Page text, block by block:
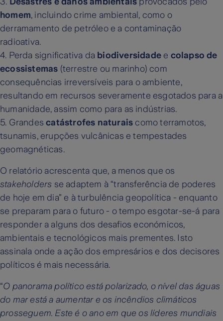
homem, incluindo crime ambiental, como o
derramamento de petróleo e a contaminação
radioativa.
4. Perda significativa da biodiversidade e colapso de
ecossistemas (terrestre ou marinho) com
consequências irreversíveis para o ambiente,
resultando em recursos severamente esgotados para a
humanidade, assim como para as indústrias.
5. Grandescatástrofes naturais como terramotos,
tsunamis, erupções vulcânicas e tempestades
geomagnéticas.
O relatório acrescenta que, a menos que os
stakeholders se adaptem à “transferência de poderes
de hoje em dia” e à turbulência geopolítica - enquanto
se preparam para o futuro - o tempo esgotar-se-á para
responder a alguns dos desafios económicos,
ambientais e tecnológicos mais prementes. Isto
assinala onde a ação dos empresários e dos decisores
políticos é mais necessária.
“O panorama político está polarizado, o nível das águas
do mar está a aumentar e os incêndios climáticos
prosseguem. Este é o ano em que os líderes mundiais